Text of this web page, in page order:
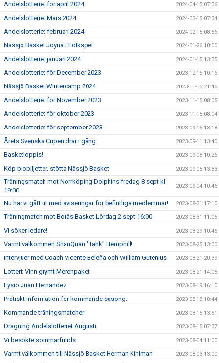
Andelslotteriet för april 2024 2024-04-15 07:36
Andelslotteriet Mars 2024 2024-03-15 07:34
Andelslotteriet februari 2024 2024-02-15 08:56
Nässjö Basket Joyna:r Folkspel 2024-01-26 10:00
Andelslotteriet januari 2024 2024-01-15 13:35
Andelslotteriet för December 2023 2023-12-15 10:16
Nässjö Basket Wintercamp 2024 2023-11-15 21:46
Andelslotteriet för November 2023 2023-11-15 08:05
Andelslotteriet för oktober 2023 2023-11-15 08:04
Andelslotteriet för september 2023 2023-09-15 13:18
Årets Svenska Cupen drar i gång 2023-09-11 13:40
Basketloppis! 2023-09-08 10:26
Köp biobiljetter, stötta Nässjö Basket 2023-09-05 13:33
Träningsmatch mot Norrköping Dolphins fredag 8 sept kl
19:00
2023-09-04 10:46
Nu har vi gått ut med aviseringar för befintliga medlemmar! 2023-08-31 17:10
Träningmatch mot Borås Basket Lördag 2 sept 16:00 2023-08-31 11:05
Vi söker ledare! 2023-08-29 10:46
Varmt välkommen ShanQuan "Tank" Hemphill! 2023-08-25 13:00
Intervjuer med Coach Vicente Beleña och William Gutenius 2023-08-21 20:39
Lotteri: Vinn grymt Merchpaket 2023-08-21 14:05
Fysio Juan Hernandez 2023-08-19 16:10
Pratiskt information för kommande säsong. 2023-08-18 10:44
Kommande träningsmatcher 2023-08-15 13:51
Dragning Andelslotteriet Augusti 2023-08-15 07:37
Vi besökte sommarfritids 2023-08-04 11:00
Varmt välkommen till Nässjö Basket Herman Kihlman 2023-08-03 13:00